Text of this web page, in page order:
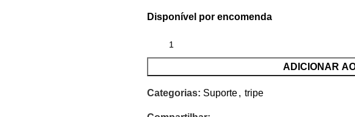
Disponível por encomenda
ADICIONAR
Categorias: Suporte, tripe